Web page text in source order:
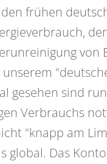
frühen
gesehen sind
Verbrauchs
"knapp am
global. Das